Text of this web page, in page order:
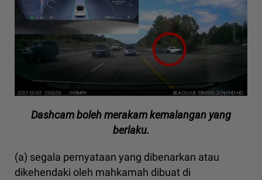
Dashcam boleh merakam kemalangan yang
berlaku.
(a) segala pernyataan yang dibenarkan atau
dikehendaki oleh mahkamah dibuat di